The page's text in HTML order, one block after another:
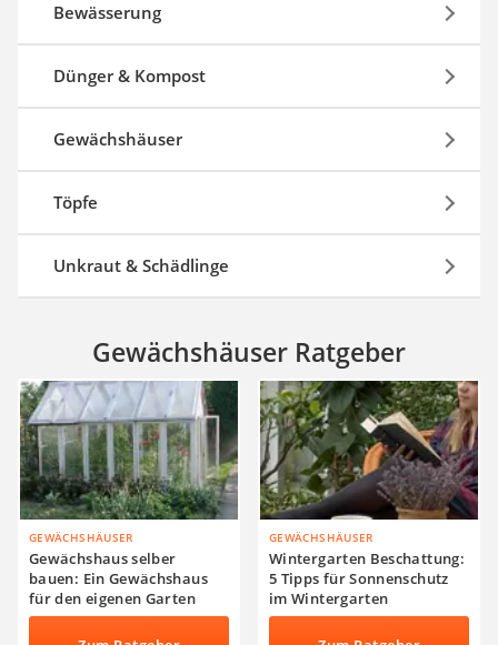
Bewässerung
Dünger & Kompost
Gewächshäuser
Töpfe
Unkraut & Schädlinge
Gewächshäuser Ratgeber
GEWÄCHSHÄUSER
Gewächshaus selber
bauen: Ein Gewächshaus
für den eigenen Garten
GEWÄCHSHÄUSER
Wintergarten Beschattung:
5 Tipps für Sonnenschutz
im Wintergarten